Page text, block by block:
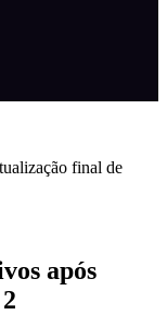
final de
após